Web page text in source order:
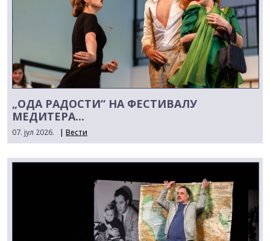
„ОДА РАДОСТИ“ НА ФЕСТИВАЛУ
МЕДИТЕРА...
07. јул 2026. | Вести